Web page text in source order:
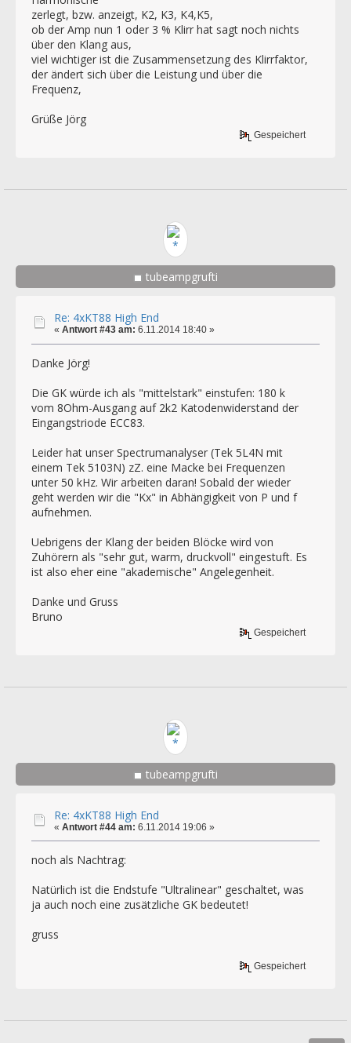
zerlegt, bzw. anzeigt, K2, K3, K4,K5,
ob der Amp nun 1 oder 3 % Klirr hat sagt noch nichts
über den Klang aus,
viel wichtiger ist die Zusammensetzung des Klirrfaktor,
der ändert sich über die Leistung und über die
Frequenz,
Grüße Jörg
Gespeichert
tubeampgrufti
Re: 4xKT88 High End
« Antwort #43 am: 6.11.2014 18:40 »
Danke Jörg!
Die GK würde ich als "mittelstark" einstufen: 180 k
vom 8Ohm-Ausgang auf 2k2 Katodenwiderstand der
Eingangstriode ECC83.
Leider hat unser Spectrumanalyser (Tek 5L4N mit
einem Tek 5103N) zZ. eine Macke bei Frequenzen
unter 50 kHz. Wir arbeiten daran! Sobald der wieder
geht werden wir die "Kx" in Abhängigkeit von P und f
aufnehmen.
Uebrigens der Klang der beiden Blöcke wird von
Zuhörern als "sehr gut, warm, druckvoll" eingestuft. Es
ist also eher eine "akademische" Angelegenheit.
Danke und Gruss
Bruno
Gespeichert
tubeampgrufti
Re: 4xKT88 High End
« Antwort #44 am: 6.11.2014 19:06 »
noch als Nachtrag:
Natürlich ist die Endstufe "Ultralinear" geschaltet, was
ja auch noch eine zusätzliche GK bedeutet!
gruss
Gespeichert